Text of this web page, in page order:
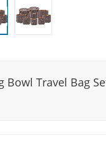
Bowl Travel Bag